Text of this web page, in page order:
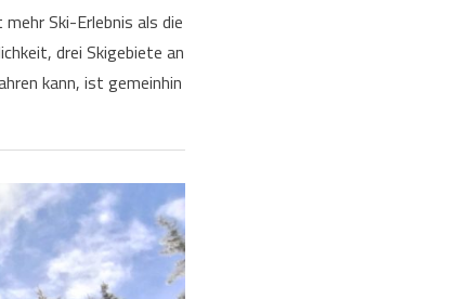
Ski-Erlebnis als die
drei Skigebiete an
kann, ist gemeinhin